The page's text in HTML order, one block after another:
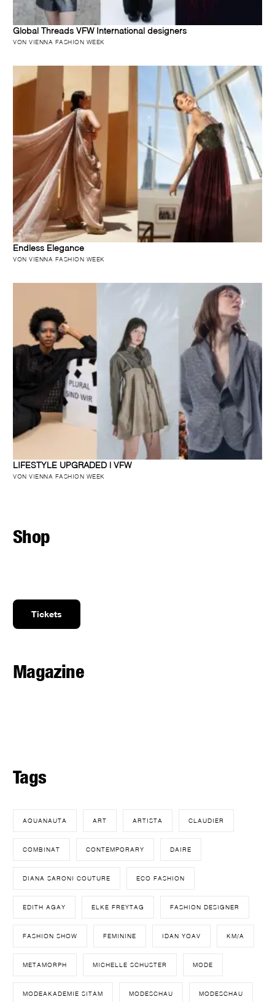
Global Threads VFW International designers
VON VIENNA FASHION WEEK
Endless Elegance
VON VIENNA FASHION WEEK
LIFESTYLE UPGRADED | VFW
VON VIENNA FASHION WEEK
Shop
Tickets
Magazine
Tags
AQUANAUTA ART ARTISTA CLAUDIER
COMBINAT CONTEMPORARY DAIRE
DIANA SARONI COUTURE ECO FASHION
EDITH AGAY ELKE FREYTAG FASHION DESIGNER
FASHION SHOW FEMININE IDAN YOAV KM/A
METAMORPH MICHELLE SCHUSTER MODE
MODEAKADEMIE SITAM MODESCHAU MODESCHAU